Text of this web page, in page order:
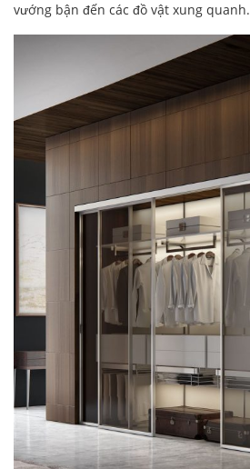
vướng bận đến các đồ vật xung quanh.